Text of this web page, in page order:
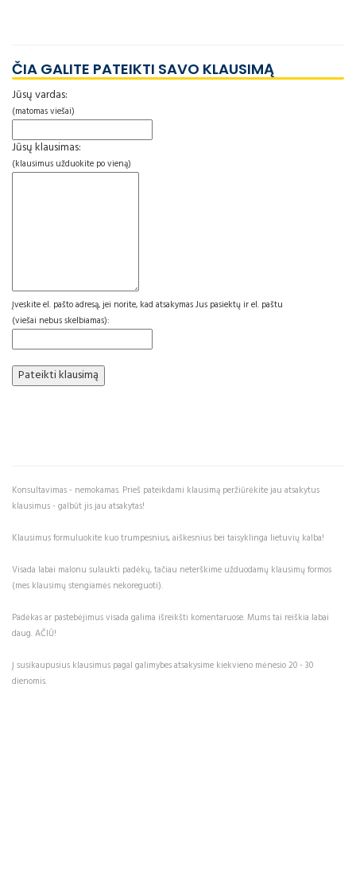
ČIA GALITE PATEIKTI SAVO KLAUSIMĄ
Jūsų vardas:
(matomas viešai)
Jūsų klausimas:
(klausimus užduokite po vieną)
Įveskite el. pašto adresą, jei norite, kad atsakymas Jus pasiektų ir el. paštu
(viešai nebus skelbiamas):
Konsultavimas - nemokamas. Prieš pateikdami klausimą peržiūrėkite jau atsakytus
klausimus - galbūt jis jau atsakytas!
Klausimus formuluokite kuo trumpesnius, aiškesnius bei taisyklinga lietuvių kalba!
Visada labai malonu sulaukti padėkų, tačiau neterškime užduodamų klausimų formos
(mes klausimų stengiamės nekoreguoti).
Padėkas ar pastebėjimus visada galima išreikšti komentaruose. Mums tai reiškia labai
daug. AČIŪ!
Į susikaupusius klausimus pagal galimybes atsakysime kiekvieno mėnesio 20 - 30
dienomis.